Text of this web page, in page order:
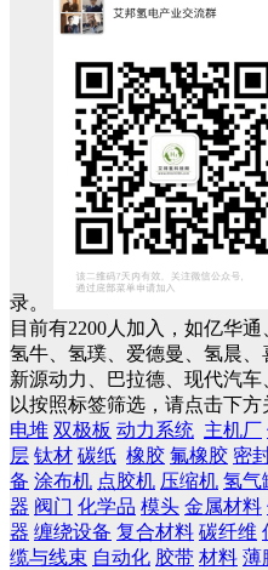
录。
目前有2200人加入，如亿华
氢牛、氢璞、爱德曼、氢晨、
新源动力、巴拉德、现代汽
以按照标签筛选，请点击下
电堆 双极板 动力系统 主机厂
层 钛材 碳纸 橡胶 氟橡胶 密
备 涂布机 点胶机 压缩机 氢气
器 阀门 化学品 模头 金属材料
器 缠绕设备 复合材料 碳纤维
缆与线束 自动化 胶带 材料 薄